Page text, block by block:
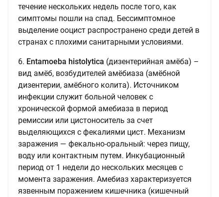
течение нескольких недель после того, как
симптомы пошли на спад. Бессимптомное
выделение ооцист распространено среди детей в
странах с плохими санитарными условиями.
6. Entamoeba histolytica (дизентерийная амёба) –
вид амёб, возбудителей амёбиаза (амёбной
дизентерии, амёбного колита). Источником
инфекции служит больной человек с
хронической формой амебиаза в период
ремиссии или цистоноситель за счет
выделяющихся с фекалиями цист. Механизм
заражения — фекально-оральный: через пищу,
воду или контактным путем. Инкубационный
период от 1 недели до нескольких месяцев с
момента заражения. Амебиаз характеризуется
язвенным поражением кишечника (кишечный